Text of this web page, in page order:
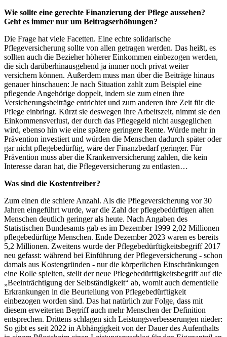
Wie sollte eine gerechte Finanzierung der Pflege aussehen?
Geht es immer nur um Beitragserhöhungen?
Die Frage hat viele Facetten. Eine echte solidarische
Pflegeversicherung sollte von allen getragen werden. Das heißt, es
sollten auch die Bezieher höherer Einkommen einbezogen werden,
die sich darüberhinausgehend ja immer noch privat weiter
versichern können. Außerdem muss man über die Beiträge hinaus
genauer hinschauen: Je nach Situation zahlt zum Beispiel eine
pflegende Angehörige doppelt, indem sie zum einen ihre
Versicherungsbeiträge entrichtet und zum anderen ihre Zeit für die
Pflege einbringt. Kürzt sie deswegen ihre Arbeitszeit, nimmt sie den
Einkommensverlust, der durch das Pflegegeld nicht ausgeglichen
wird, ebenso hin wie eine spätere geringere Rente. Würde mehr in
Prävention investiert und würden die Menschen dadurch später oder
gar nicht pflegebedürftig, wäre der Finanzbedarf geringer. Für
Prävention muss aber die Krankenversicherung zahlen, die kein
Interesse daran hat, die Pflegeversicherung zu entlasten…
Was sind die Kostentreiber?
Zum einen die schiere Anzahl. Als die Pflegeversicherung vor 30
Jahren eingeführt wurde, war die Zahl der pflegebedürftigen alten
Menschen deutlich geringer als heute. Nach Angaben des
Statistischen Bundesamts gab es im Dezember 1999 2,02 Millionen
pflegebedürftige Menschen. Ende Dezember 2023 waren es bereits
5,2 Millionen. Zweitens wurde der Pflegebedürftigkeitsbegriff 2017
neu gefasst: während bei Einführung der Pflegeversicherung - schon
damals aus Kostengründen - nur die körperlichen Einschränkungen
eine Rolle spielten, stellt der neue Pflegebedürftigkeitsbegriff auf die
„Beeinträchtigung der Selbständigkeit“ ab, womit auch dementielle
Erkrankungen in die Beurteilung von Pflegebedürftigkeit
einbezogen worden sind. Das hat natürlich zur Folge, dass mit
diesem erweiterten Begriff auch mehr Menschen der Definition
entsprechen. Drittens schlagen sich Leistungsverbesserungen nieder:
So gibt es seit 2022 in Abhängigkeit von der Dauer des Aufenthalts